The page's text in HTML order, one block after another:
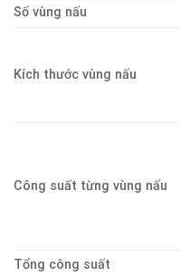
Số vùng nấu
Kích thước vùng nấu
Công suất từng vùng nấu
Tổng công suất